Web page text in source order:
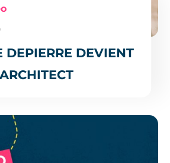
DEPIERRE DEVIENT